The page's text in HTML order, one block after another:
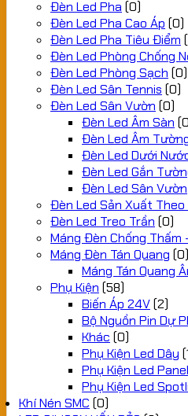
Đèn Led Pha (0)
Đèn Led Pha Cao Áp (0)
Đèn Led Pha Tiêu Điểm
Đèn Led Phòng Chống
Đèn Led Phòng Sạch (0)
Đèn Led Sân Tennis (0)
Đèn Led Sân Vườn (0)
Đèn Led Âm Sàn
Đèn Led Âm
Đèn Led Dưới
Đèn Led Gắn
Đèn Led Sân Vườn
Đèn Led Sản Xuất
Đèn Led Treo Trần (0)
Máng Đèn Chống Thấm
Máng Đèn Tán Quang (0)
Máng Tán Quang
Phụ Kiện (58)
Biến Áp 24V(2)
Bộ Nguồn Pin Dự
Khác (0)
Phụ Kiện Led Dây
Phụ Kiện Led Panel
Phụ Kiện Led
Khí Nén SMC (0)